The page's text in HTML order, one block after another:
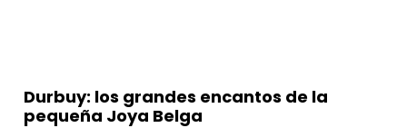
Durbuy: los grandes encantos de la
pequeña Joya Belga